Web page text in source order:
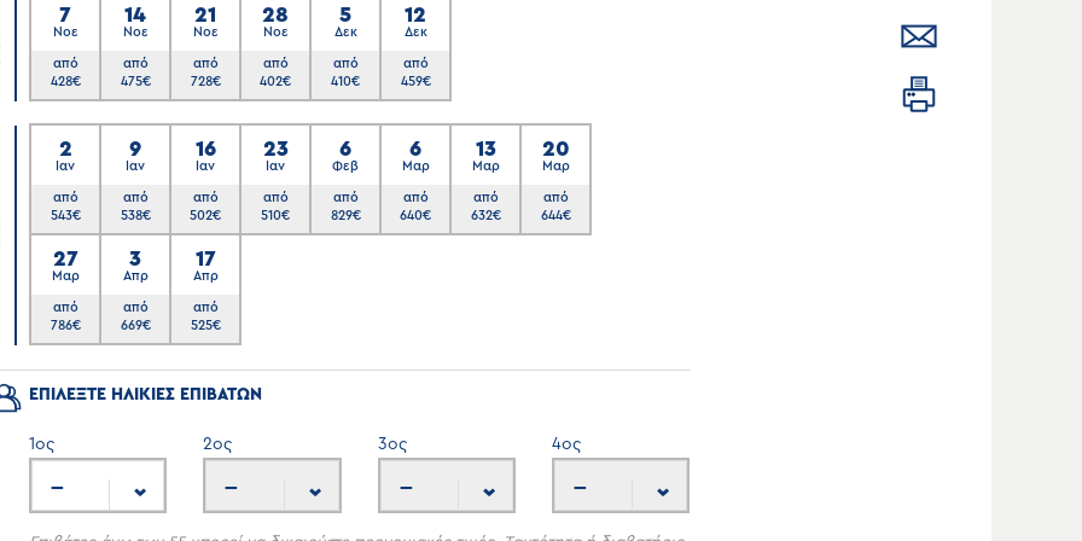
7
Νοε
από
428€
14
Νοε
από
475€
21
Νοε
από
728€
28
Νοε
από
402€
5
Δεκ
από
410€
12
Δεκ
από
459€
2
Ιαν
από
543€
9
Ιαν
από
538€
16
Ιαν
από
502€
23
Ιαν
από
510€
6
Φεβ
από
829€
6
Μαρ
από
640€
13
Μαρ
από
632€
20
Μαρ
από
644€
27
Μαρ
από
786€
3
Απρ
από
669€
17
Απρ
από
525€
ΕΠΙΛΕΞΤΕ ΗΛΙΚΙΕΣ ΕΠΙΒΑΤΩΝ
1ος
---
2ος
---
3ος
---
4ος
---